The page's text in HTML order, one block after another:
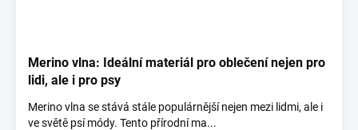
Merino vlna: Ideální materiál pro oblečení nejen pro
lidi, ale i pro psy
Merino vlna se stává stále populárnější nejen mezi lidmi, ale i
ve světě psí módy. Tento přírodní ma...